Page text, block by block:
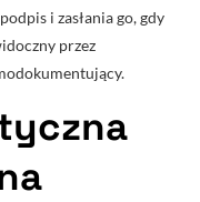
i zasłania go, gdy
przez